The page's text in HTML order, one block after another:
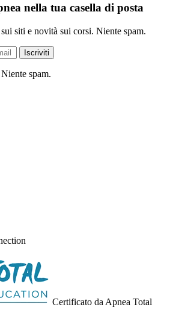
nella tua casella di posta
siti e novità sui corsi. Niente spam.
Iscriviti
spam.
Certificato da Apnea Total